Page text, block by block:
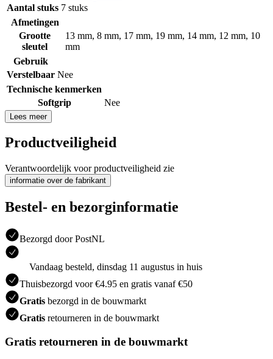
Aantal stuks 7 stuks
Afmetingen
Grootte
sleutel
13 mm, 8 mm, 17 mm, 19 mm, 14 mm, 12 mm, 10
mm
Gebruik
Verstelbaar Nee
Technische kenmerken
Softgrip
Nee
Lees meer
Productveiligheid
Verantwoordelijk voor productveiligheid zie
informatie over de fabrikant
Bestel- en bezorginformatie
Bezorgd door PostNL
Vandaag besteld, dinsdag 11 augustus in huis
Thuisbezorgd voor €4.95 en gratis vanaf €50
Gratis bezorgd in de bouwmarkt
Gratis retourneren in de bouwmarkt
Gratis retourneren in de bouwmarkt